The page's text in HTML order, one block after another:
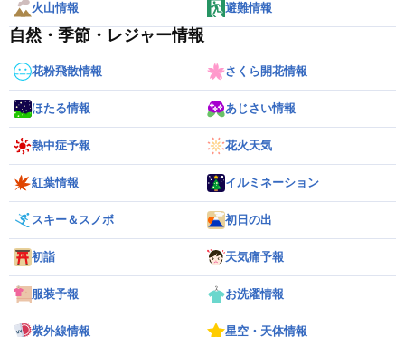
火山情報 避難情報
自然・季節・レジャー情報
花粉飛散情報 さくら開花情報
ほたる情報 あじさい情報
熱中症予報 花火天気
紅葉情報 イルミネーション
スキー＆スノボ 初日の出
初詣 天気痛予報
服装予報 お洗濯情報
紫外線情報 星空・天体情報